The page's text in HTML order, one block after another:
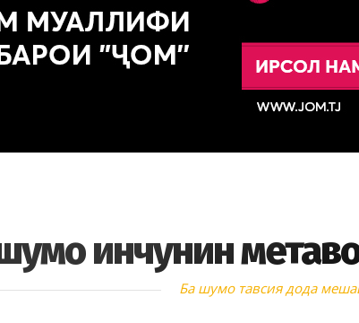
инчунин
Ба шумо тавсия дода